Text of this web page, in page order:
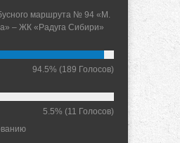
маршрута № 94 «М.
– ЖК «Радуга Сибири»
94.5% (189 Голосов)
5.5% (11 Голосов)